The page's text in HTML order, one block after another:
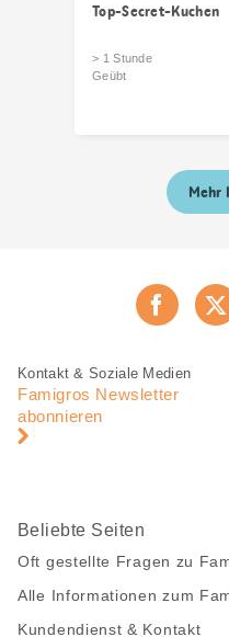
Top-Secret-Kuchen
> 1 Stunde
Geübt
Mehr
Fusszeile
Fusszeile
Navigation
Kontakt & Soziale Medien
Famigros Newsletter
abonnieren
Beliebte Seiten
Oft gestellte Fragen zu
Alle Informationen zum
Kundendienst & Kontakt